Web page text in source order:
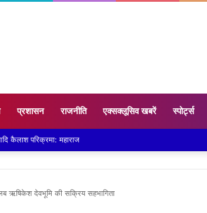
प्रशासन राजनीति एक्सक्लूसिव खबरें स्पोर्ट्स
हुई पानी-पानी
ऋषिकेश देवभूमि की सक्रिय सहभागिता